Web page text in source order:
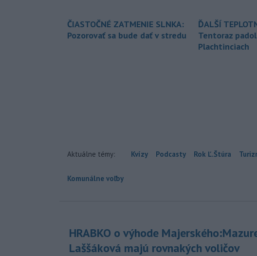
ČIASTOČNÉ ZATMENIE SLNKA:
Pozorovať sa bude dať v stredu
ĎALŠÍ
Tentoraz
Plachtinciach
Aktuálne témy: Kvízy Podcasty Rok Ľ.Štúra
Komunálne voľby
HRABKO o výhode
Laššáková majú rovnakých voličov